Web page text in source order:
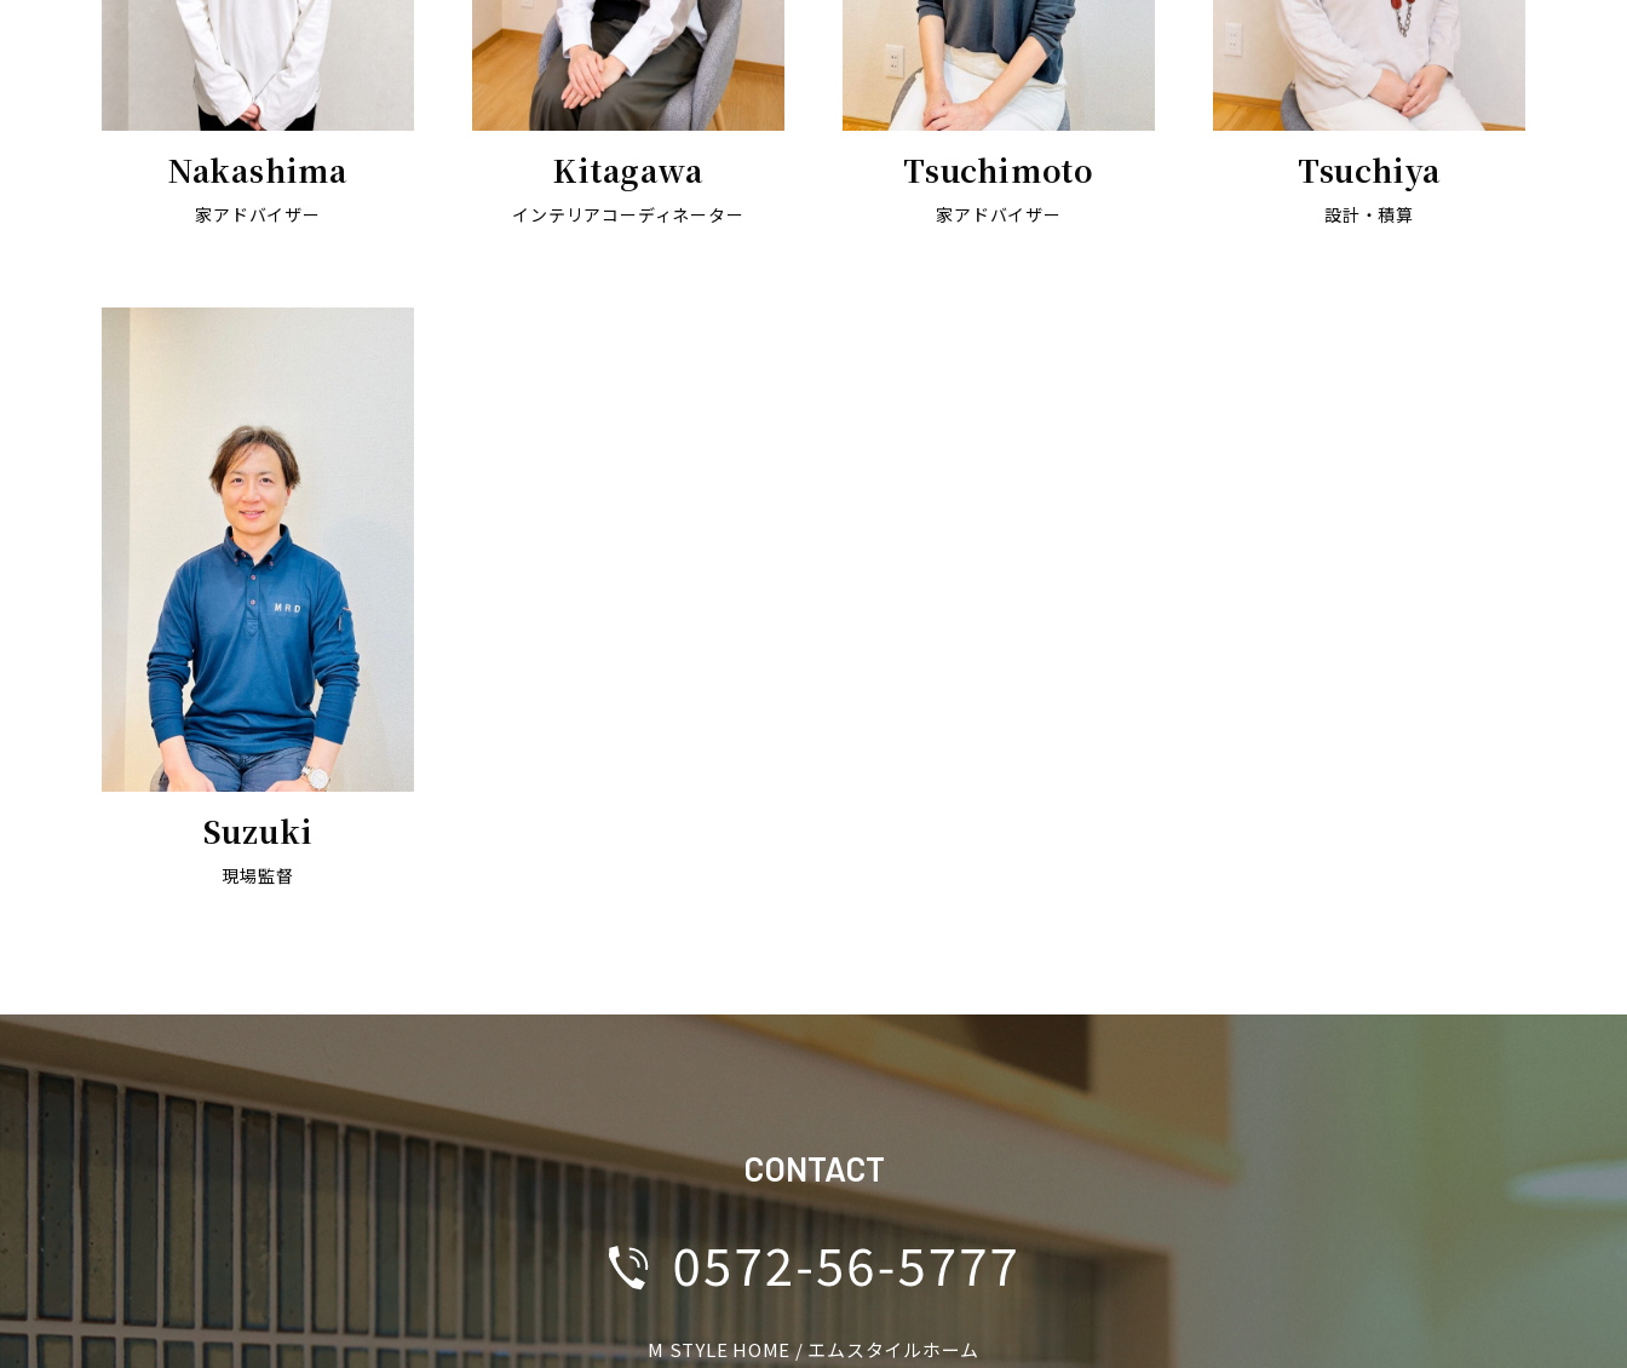
Nakashima
家アドバイザー
Kitagawa
インテリアコーディネーター
Tsuchimoto
家アドバイザー
Tsuchiya
設計・積算
Suzuki
現場監督
CONTACT
M STYLE HOME / エムスタイルホーム